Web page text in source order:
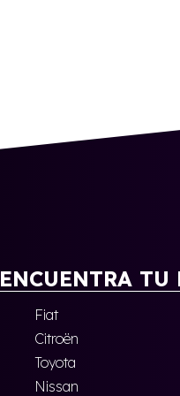
ENCUENTRA
Fiat
Citroën
Toyota
Nissan